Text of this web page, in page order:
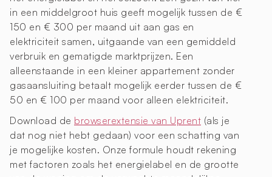
in een middelgroot huis geeft mogelijk tussen de €
150 en € 300 per maand uit aan gas en
elektriciteit samen, uitgaande van een gemiddeld
verbruik en gematigde marktprijzen. Een
alleenstaande in een kleiner appartement zonder
gasaansluiting betaalt mogelijk eerder tussen de €
50 en € 100 per maand voor alleen elektriciteit.
Download de browserextensie van Uprent (als je
dat nog niet hebt gedaan) voor een schatting van
je mogelijke kosten. Onze formule houdt rekening
met factoren zoals het energielabel en de grootte